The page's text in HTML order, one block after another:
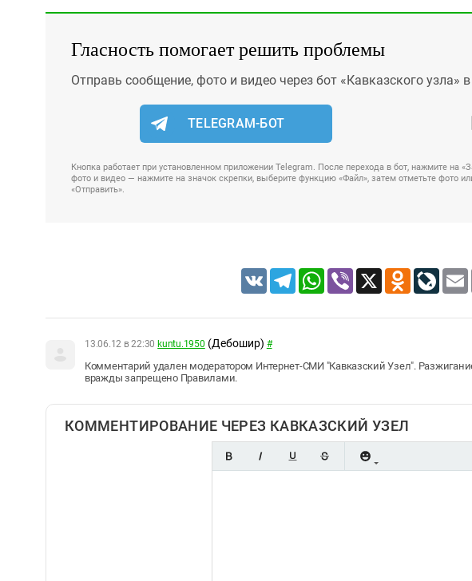
Гласность помогает решить проблемы
Отправь сообщение, фото и видео через бот «Кавказского узла»
TELEGRAM-БОТ
Кнопка работает при установленном приложении Telegram. После перехода в бот, нажмите на
фото и видео — нажмите на значок скрепки, выберите функцию «Файл», затем отметьте фото
«Отправить».
VK TelegramWhatsApp
Viber X
13.06.12 в 22:30 kuntu.1950 (Дебошир) #
Комментарий удален модератором Интернет-СМИ "Кавказский Узел".
вражды запрещено Правилами.
КОММЕНТИРОВАНИЕ ЧЕРЕЗ КАВКАЗСКИЙ УЗЕЛ